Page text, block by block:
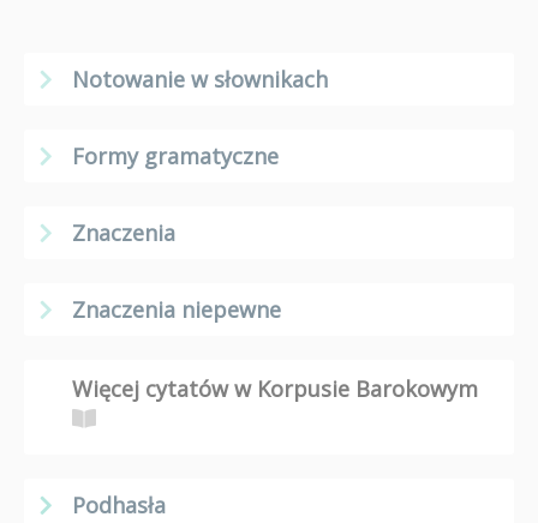
Notowanie w słownikach
Formy gramatyczne
Znaczenia
Znaczenia niepewne
Więcej cytatów w Korpusie Barokowym
Podhasła